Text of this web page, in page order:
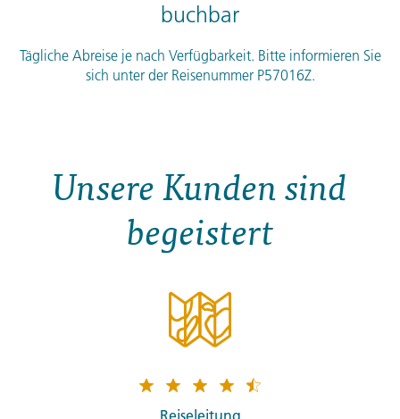
buchbar
Tägliche Abreise je nach Verfügbarkeit. Bitte informieren Sie
sich unter der Reisenummer P57016Z.
Unsere Kunden sind
begeistert
Reiseleitung